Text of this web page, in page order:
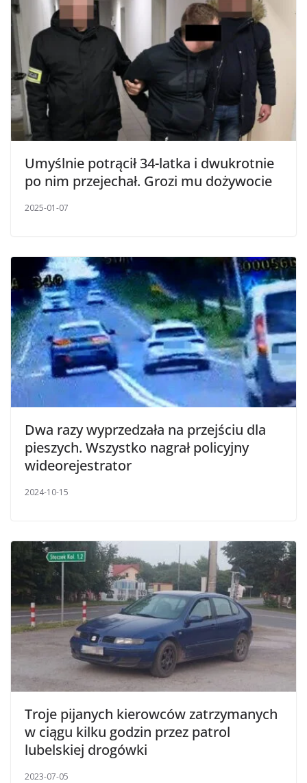
Umyślnie potrącił 34-latka i dwukrotnie
po nim przejechał. Grozi mu dożywocie
2025-01-07
Dwa razy wyprzedzała na przejściu dla
pieszych. Wszystko nagrał policyjny
wideorejestrator
2024-10-15
Troje pijanych kierowców zatrzymanych
w ciągu kilku godzin przez patrol
lubelskiej drogówki
2023-07-05